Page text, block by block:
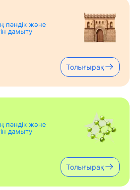
пәндік және
дамыту
Толығырақ
пәндік және
дамыту
Толығырақ